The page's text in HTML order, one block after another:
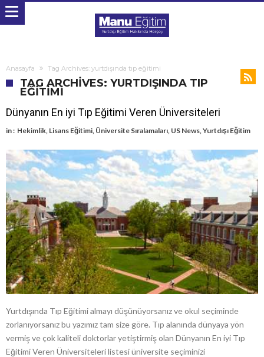
Anasayfa Tag Archives: yurtdışında tıp eğitimi
TAG ARCHIVES: YURTDIŞINDA TIP
EĞITIMI
Dünyanın En iyi Tıp Eğitimi Veren Üniversiteleri
in : Hekimlik, Lisans Eğitimi, Üniversite Sıralamaları, US News,Yurtdışı Eğitim
Yurtdışında Tıp Eğitimi almayı düşünüyorsanız ve okul seçiminde
zorlanıyorsanız bu yazımız tam size göre. Tıp alanında dünyaya yön
vermiş ve çok kaliteli doktorlar yetiştirmiş olan Dünyanın En iyi Tıp
Eğitimi Veren Üniversiteleri listesi üniversite seçiminizi